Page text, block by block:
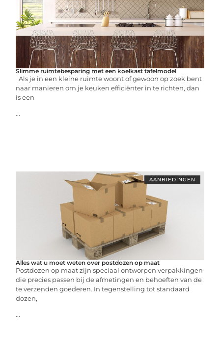
Slimme ruimtebesparing met een koelkast tafelmodel
Als je in een kleine ruimte woont of gewoon op zoek bent
naar manieren om je keuken efficiënter in te richten, dan
is een
...
AANBIEDINGEN
Alles wat u moet weten over postdozen op maat
Postdozen op maat zijn speciaal ontworpen verpakkingen
die precies passen bij de afmetingen en behoeften van de
te verzenden goederen. In tegenstelling tot standaard
dozen,
...